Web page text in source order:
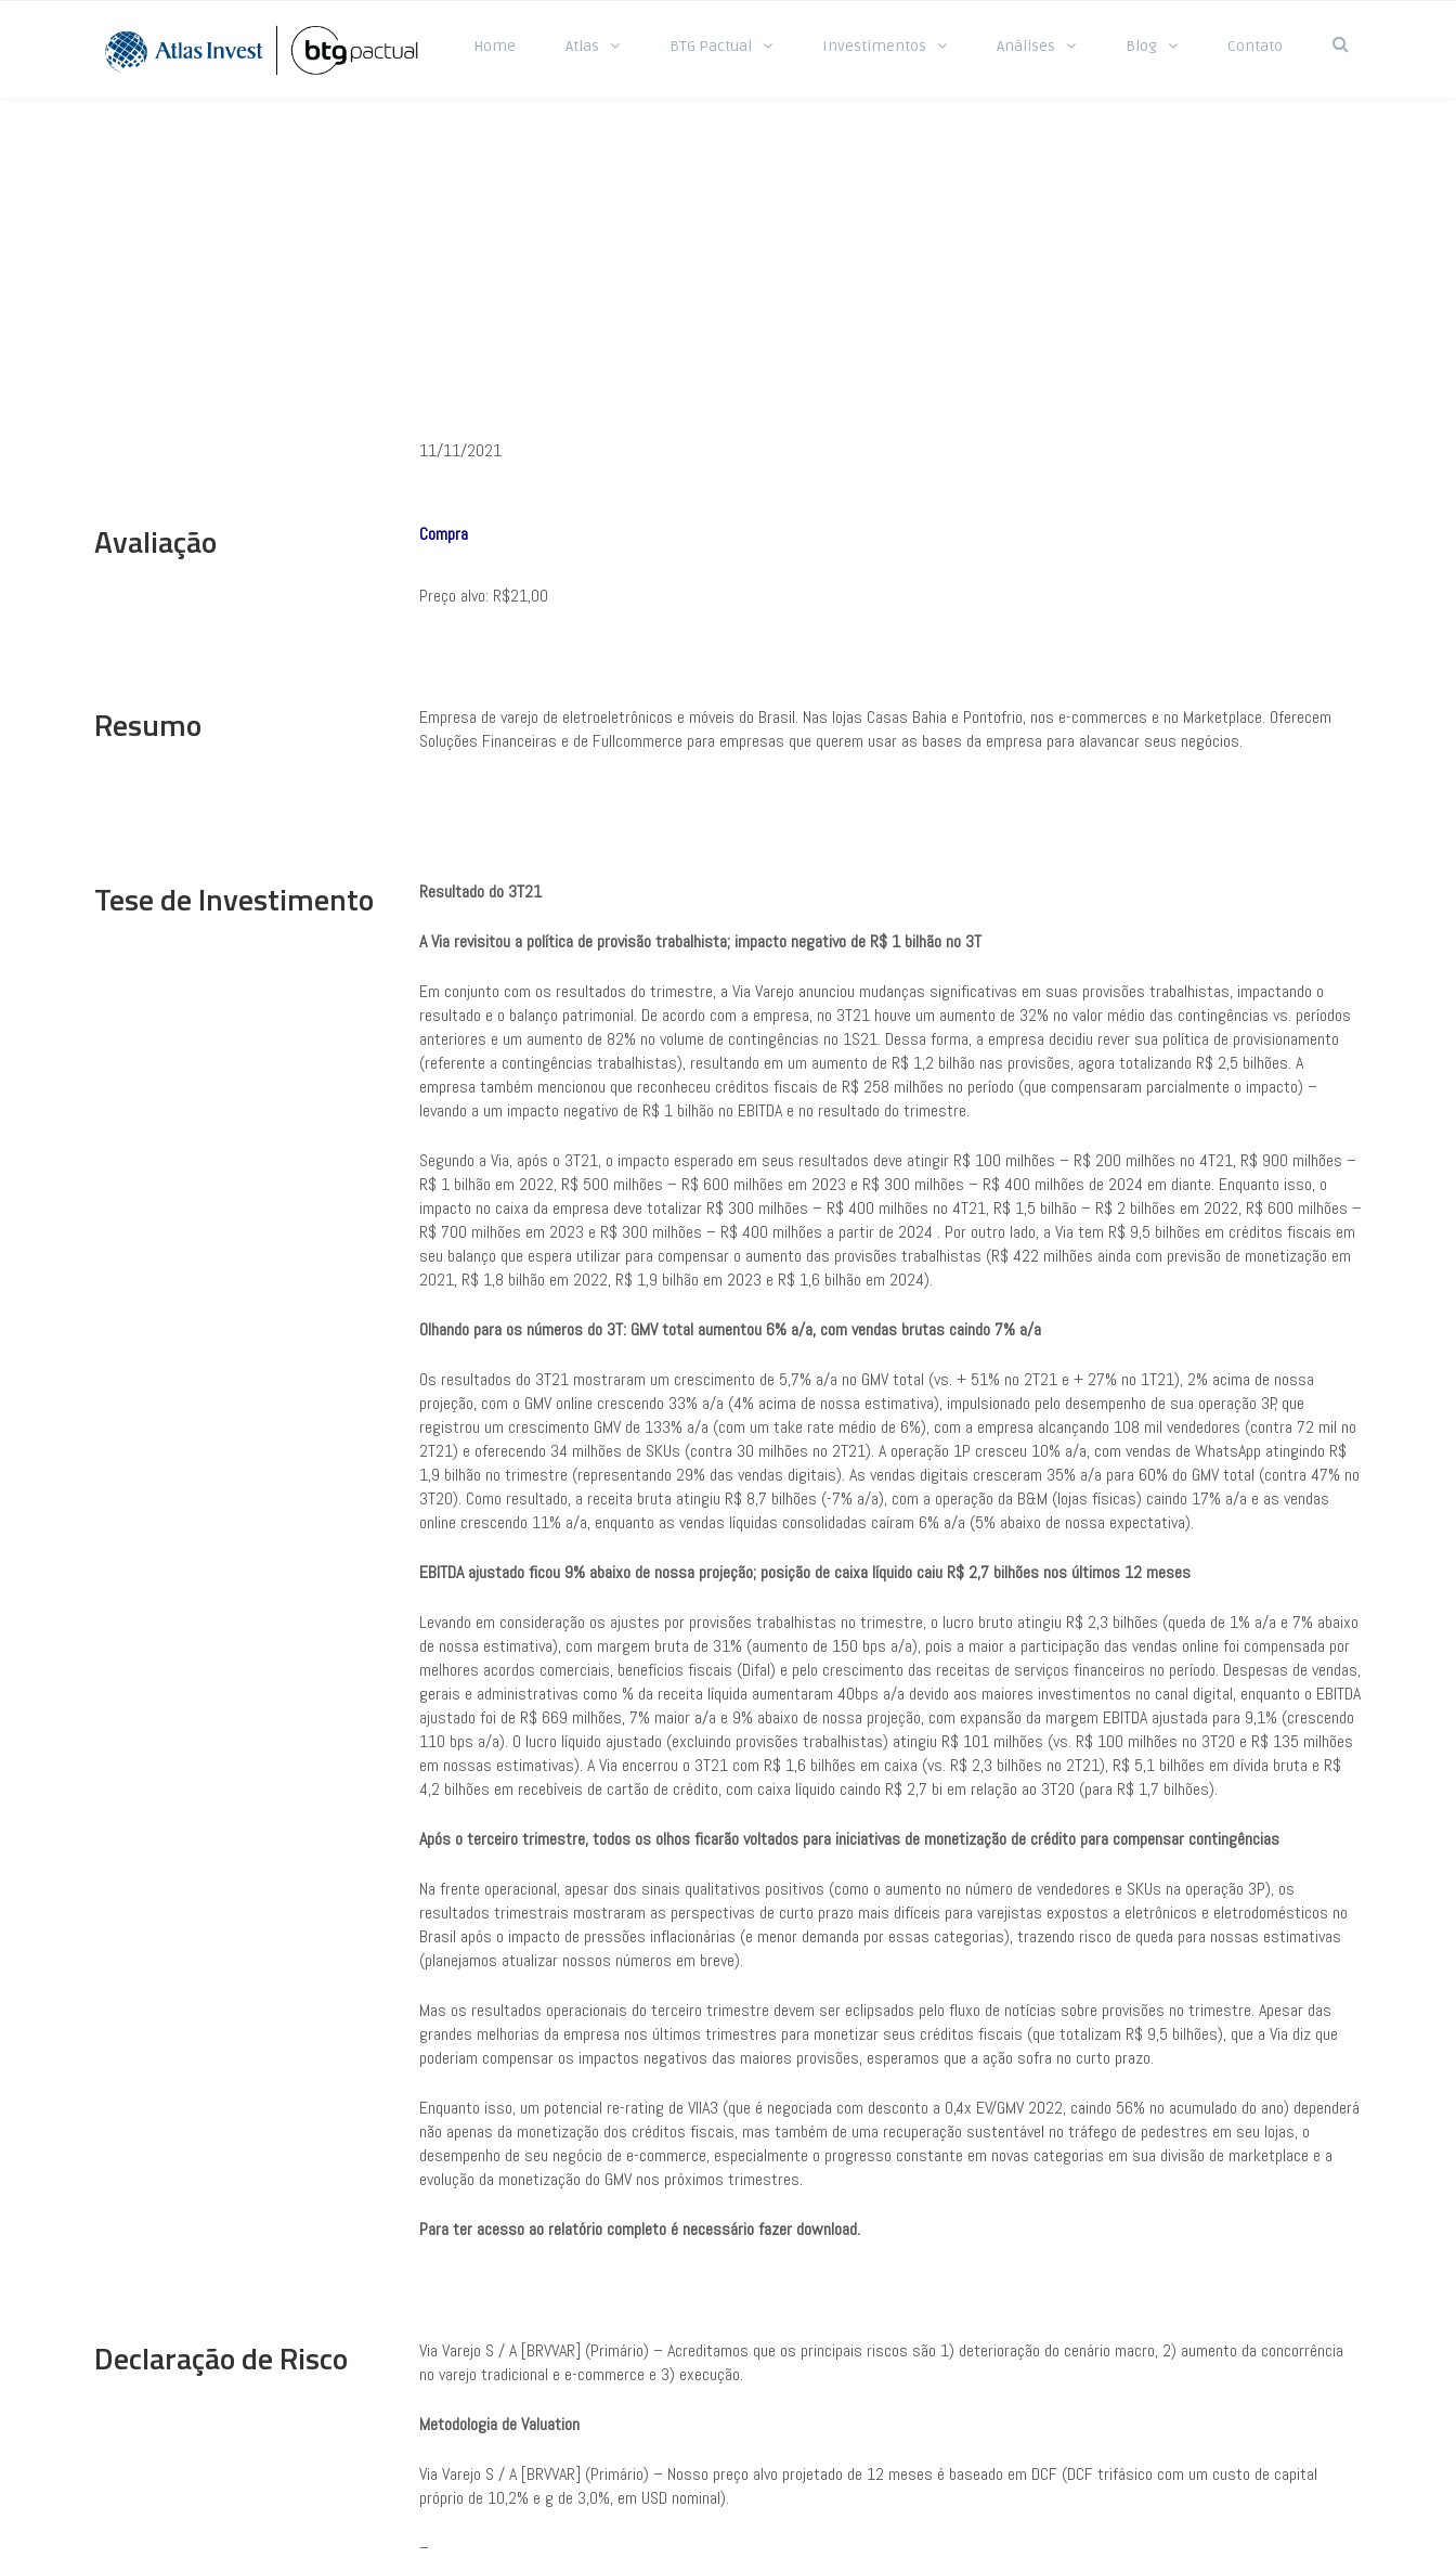
Home Atlas BTG Pactual Investimentos Análises Blog Contato
11/11/2021
Avaliação Compra
Preço alvo: R$21,00
Resumo
Empresa de varejo de eletroeletrônicos e móveis do Brasil. Nas lojas Casas Bahia e Pontofrio, nos e-commerces e no Marketplace. Oferecem
Soluções Financeiras e de Fullcommerce para empresas que querem usar as bases da empresa para alavancar seus negócios.
Tese de Investimento Resultado do 3T21
A Via revisitou a política de provisão trabalhista; impacto negativo de R$ 1 bilhão no 3T
Em conjunto com os resultados do trimestre, a Via Varejo anunciou mudanças significativas em suas provisões trabalhistas, impactando o
resultado e o balanço patrimonial. De acordo com a empresa, no 3T21 houve um aumento de 32% no valor médio das contingências vs. períodos
anteriores e um aumento de 82% no volume de contingências no 1S21. Dessa forma, a empresa decidiu rever sua política de provisionamento
(referente a contingências trabalhistas), resultando em um aumento de R$ 1,2 bilhão nas provisões, agora totalizando R$ 2,5 bilhões. A
empresa também mencionou que reconheceu créditos fiscais de R$ 258 milhões no período (que compensaram parcialmente o impacto) –
levando a um impacto negativo de R$ 1 bilhão no EBITDA e no resultado do trimestre.
Segundo a Via, após o 3T21, o impacto esperado em seus resultados deve atingir R$ 100 milhões – R$ 200 milhões no 4T21, R$ 900 milhões –
R$ 1 bilhão em 2022, R$ 500 milhões – R$ 600 milhões em 2023 e R$ 300 milhões – R$ 400 milhões de 2024 em diante. Enquanto isso, o
impacto no caixa da empresa deve totalizar R$ 300 milhões – R$ 400 milhões no 4T21, R$ 1,5 bilhão – R$ 2 bilhões em 2022, R$ 600 milhões –
R$ 700 milhões em 2023 e R$ 300 milhões – R$ 400 milhões a partir de 2024 . Por outro lado, a Via tem R$ 9,5 bilhões em créditos fiscais em
seu balanço que espera utilizar para compensar o aumento das provisões trabalhistas (R$ 422 milhões ainda com previsão de monetização em
2021, R$ 1,8 bilhão em 2022, R$ 1,9 bilhão em 2023 e R$ 1,6 bilhão em 2024).
Olhando para os números do 3T: GMV total aumentou 6% a/a, com vendas brutas caindo 7% a/a
Os resultados do 3T21 mostraram um crescimento de 5,7% a/a no GMV total (vs. + 51% no 2T21 e + 27% no 1T21), 2% acima de nossa
projeção, com o GMV online crescendo 33% a/a (4% acima de nossa estimativa), impulsionado pelo desempenho de sua operação 3P, que
registrou um crescimento GMV de 133% a/a (com um take rate médio de 6%), com a empresa alcançando 108 mil vendedores (contra 72 mil no
2T21) e oferecendo 34 milhões de SKUs (contra 30 milhões no 2T21). A operação 1P cresceu 10% a/a, com vendas de WhatsApp atingindo R$
1,9 bilhão no trimestre (representando 29% das vendas digitais). As vendas digitais cresceram 35% a/a para 60% do GMV total (contra 47% no
3T20). Como resultado, a receita bruta atingiu R$ 8,7 bilhões (-7% a/a), com a operação da B&M (lojas físicas) caindo 17% a/a e as vendas
online crescendo 11% a/a, enquanto as vendas líquidas consolidadas caíram 6% a/a (5% abaixo de nossa expectativa).
EBITDA ajustado ficou 9% abaixo de nossa projeção; posição de caixa líquido caiu R$ 2,7 bilhões nos últimos 12 meses
Levando em consideração os ajustes por provisões trabalhistas no trimestre, o lucro bruto atingiu R$ 2,3 bilhões (queda de 1% a/a e 7% abaixo
de nossa estimativa), com margem bruta de 31% (aumento de 150 bps a/a), pois a maior a participação das vendas online foi compensada por
melhores acordos comerciais, benefícios fiscais (Difal) e pelo crescimento das receitas de serviços financeiros no período. Despesas de vendas,
gerais e administrativas como % da receita líquida aumentaram 40bps a/a devido aos maiores investimentos no canal digital, enquanto o EBITDA
ajustado foi de R$ 669 milhões, 7% maior a/a e 9% abaixo de nossa projeção, com expansão da margem EBITDA ajustada para 9,1% (crescendo
110 bps a/a). O lucro líquido ajustado (excluindo provisões trabalhistas) atingiu R$ 101 milhões (vs. R$ 100 milhões no 3T20 e R$ 135 milhões
em nossas estimativas). A Via encerrou o 3T21 com R$ 1,6 bilhões em caixa (vs. R$ 2,3 bilhões no 2T21), R$ 5,1 bilhões em dívida bruta e R$
4,2 bilhões em recebíveis de cartão de crédito, com caixa líquido caindo R$ 2,7 bi em relação ao 3T20 (para R$ 1,7 bilhões).
Após o terceiro trimestre, todos os olhos ficarão voltados para iniciativas de monetização de crédito para compensar contingências
Na frente operacional, apesar dos sinais qualitativos positivos (como o aumento no número de vendedores e SKUs na operação 3P), os
resultados trimestrais mostraram as perspectivas de curto prazo mais difíceis para varejistas expostos a eletrônicos e eletrodomésticos no
Brasil após o impacto de pressões inflacionárias (e menor demanda por essas categorias), trazendo risco de queda para nossas estimativas
(planejamos atualizar nossos números em breve).
Mas os resultados operacionais do terceiro trimestre devem ser eclipsados pelo fluxo de notícias sobre provisões no trimestre. Apesar das
grandes melhorias da empresa nos últimos trimestres para monetizar seus créditos fiscais (que totalizam R$ 9,5 bilhões), que a Via diz que
poderiam compensar os impactos negativos das maiores provisões, esperamos que a ação sofra no curto prazo.
Enquanto isso, um potencial re-rating de VIIA3 (que é negociada com desconto a 0,4x EV/GMV 2022, caindo 56% no acumulado do ano) dependerá
não apenas da monetização dos créditos fiscais, mas também de uma recuperação sustentável no tráfego de pedestres em seu lojas, o
desempenho de seu negócio de e-commerce, especialmente o progresso constante em novas categorias em sua divisão de marketplace e a
evolução da monetização do GMV nos próximos trimestres.
Para ter acesso ao relatório completo é necessário fazer download.
Declaração de Risco
Via Varejo S / A [BRVVAR] (Primário) – Acreditamos que os principais riscos são 1) deterioração do cenário macro, 2) aumento da concorrência
no varejo tradicional e e-commerce e 3) execução.
Metodologia de Valuation
Via Varejo S / A [BRVVAR] (Primário) – Nosso preço alvo projetado de 12 meses é baseado em DCF (DCF trifásico com um custo de capital
próprio de 10,2% e g de 3,0%, em USD nominal).
–